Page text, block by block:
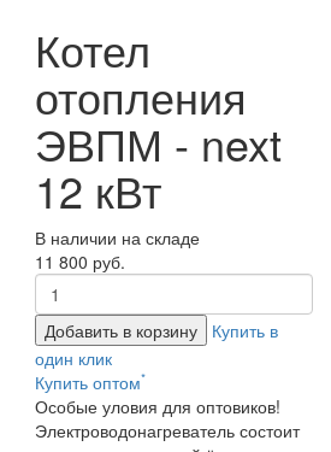
Котел
отопления
ЭВПМ - next
12 кВт
В наличии на складе
11 800 руб.
Добавить в корзину
Купить в
один клик
Купить оптом*
Особые уловия для оптовиков!
Электроводонагреватель состоит